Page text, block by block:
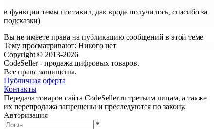
в функции темы поставил, дак вроде получилось, спасибо за
подсказки)
Вы не имеете права на публикацию сообщений в этой теме
Тему просматривают: Никого нет
Copyright © 2013-2026
CodeSeller - продажа цифровых товаров.
Все права защищены.
Публичная оферта
Контакты
Передача товаров сайта CodeSeller.ru третьим лицам, а также
их перепродажа запрещены и преследуются по закону.
Авторизация
*